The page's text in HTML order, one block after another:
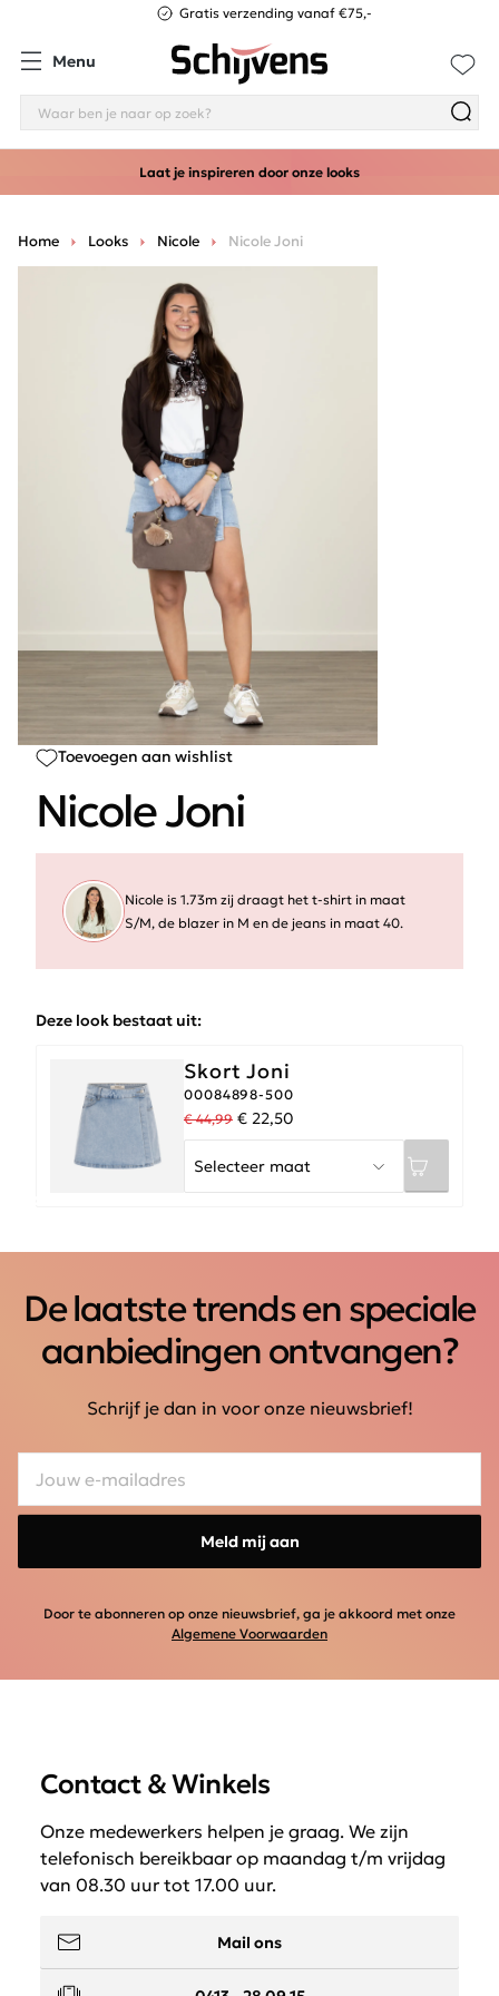
Gratis verzending vanaf €75,-
Menu
Laat je inspireren door onze looks
Home Looks Nicole Nicole Joni
Toevoegen aan wishlist
Nicole Joni
Nicole is 1.73m zij draagt het t-shirt in maat
S/M, de blazer in M en de jeans in maat 40.
Deze look bestaat uit:
Skort Joni
00084898-500
€ 44,99 € 22,50
De laatste trends en speciale
aanbiedingen ontvangen?
Schrijf je dan in voor onze nieuwsbrief!
Meld mij aan
Door te abonneren op onze nieuwsbrief, ga je akkoord met onze
Algemene Voorwaarden
Contact & Winkels
Onze medewerkers helpen je graag. We zijn
telefonisch bereikbaar op maandag t/m vrijdag
van 08.30 uur tot 17.00 uur.
Mail ons